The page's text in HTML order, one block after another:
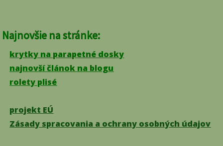
Najnovšie na stránke:
krytky na parapetné dosky
najnovší článok na blogu
rolety plisé
projekt EÚ
Zásady spracovania a ochrany osobných údajov